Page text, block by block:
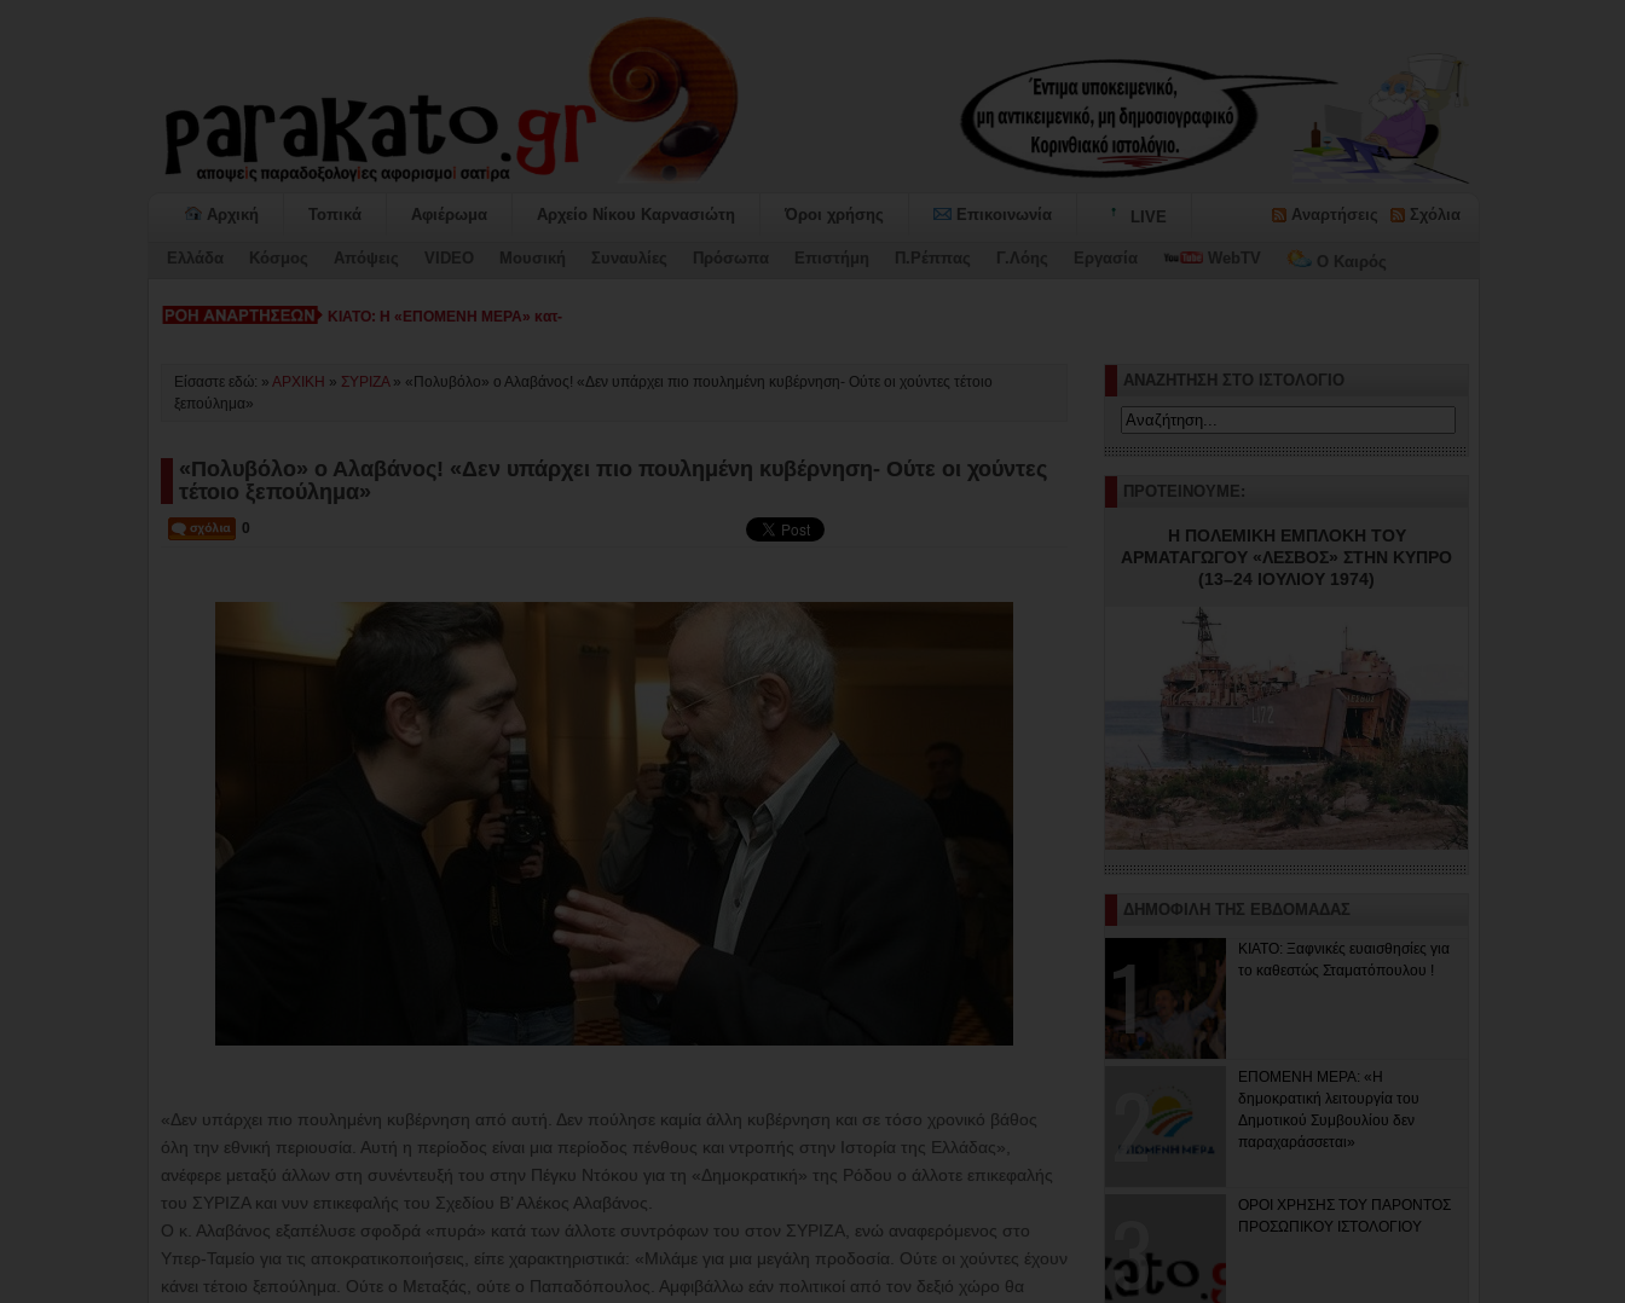
Αρχική Τοπικά Αφιέρωμα Αρχείο Νίκου Καρνασιώτη Όροι χρήσης Επικοινωνία LIVE Αναρτήσεις Σχόλια
Ελλάδα Κόσμος Απόψεις VIDEO Μουσική Συναυλίες Πρόσωπα Επιστήμη Π.Ρέππας Γ.Λόης Εργασία WebTV Ο Καιρός
ΚΙΑΤΟ: Η «ΕΠΟΜΕΝΗ ΜΕΡΑ» καταψήφισε τον Προϋπολογισμό και το Τεχνικό Πρόγραμμα 2026 του Δ_
Είσαστε εδώ: » ΑΡΧΙΚΗ » ΣΥΡΙΖΑ» «Πολυβόλο» ο Αλαβάνος! «Δεν υπάρχει πιο πουλημένη κυβέρνηση- Ούτε οι χούντες τέτοιο
ξεπούλημα»
«Πολυβόλο» ο Αλαβάνος! «Δεν υπάρχει πιο πουλημένη κυβέρνηση- Ούτε οι χούντες
τέτοιο ξεπούλημα»
0
«Δεν υπάρχει πιο πουλημένη κυβέρνηση από αυτή. Δεν πούλησε καμία άλλη κυβέρνηση και σε τόσο χρονικό βάθος
όλη την εθνική περιουσία. Αυτή η περίοδος είναι μια περίοδος πένθους και ντροπής στην Ιστορία της Ελλάδας»,
ανέφερε μεταξύ άλλων στη συνέντευξή του στην Πέγκυ Ντόκου για τη «Δημοκρατική» της Ρόδου ο άλλοτε επικεφαλής
του ΣΥΡΙΖΑ και νυν επικεφαλής του Σχεδίου Β’ Αλέκος Αλαβάνος.
Ο κ. Αλαβάνος εξαπέλυσε σφοδρά «πυρά» κατά των άλλοτε συντρόφων του στον ΣΥΡΙΖΑ, ενώ αναφερόμενος στο
Υπερ-Ταμείο για τις αποκρατικοποιήσεις, είπε χαρακτηριστικά: «Μιλάμε για μια μεγάλη προδοσία. Ούτε οι χούντες έχουν
κάνει τέτοιο ξεπούλημα. Ούτε ο Μεταξάς, ούτε ο Παπαδόπουλος. Αμφιβάλλω εάν πολιτικοί από τον δεξιό χώρο θα
ΑΝΑΖΗΤΗΣΗ ΣΤΟ ΙΣΤΟΛΟΓΙΟ
ΠΡΟΤΕΙΝΟΥΜΕ:
Η ΠΟΛΕΜΙΚΗ ΕΜΠΛΟΚΗ ΤΟΥ
ΑΡΜΑΤΑΓΩΓΟΥ «ΛΕΣΒΟΣ» ΣΤΗΝ ΚΥΠΡΟ
(13–24 ΙΟΥΛΙΟΥ 1974)
ΔΗΜΟΦΙΛΗ ΤΗΣ ΕΒΔΟΜΑΔΑΣ
ΚΙΑΤΟ: Ξαφνικές ευαισθησίες για
το καθεστώς Σταματόπουλου !
ΕΠΟΜΕΝΗ ΜΕΡΑ: «Η
δημοκρατική λειτουργία του
Δημοτικού Συμβουλίου δεν
παραχαράσσεται»
ΟΡΟΙ ΧΡΗΣΗΣ ΤΟΥ ΠΑΡΟΝΤΟΣ
ΠΡΟΣΩΠΙΚΟΥ ΙΣΤΟΛΟΓΙΟΥ